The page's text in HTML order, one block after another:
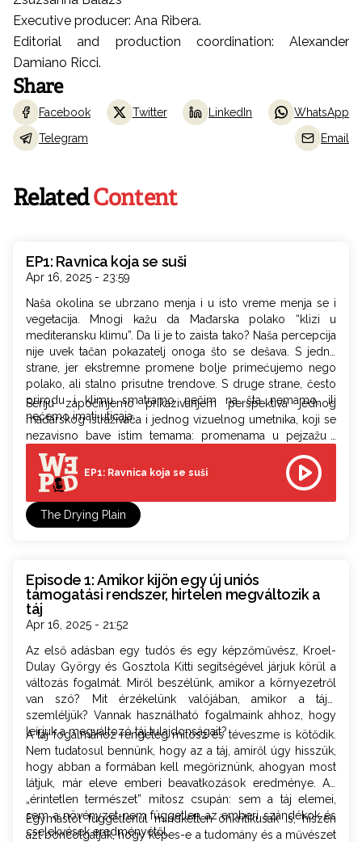
Executive producer: Ana Ribera.
Editorial and production coordination: Alexander
Damiano Ricci.
Share
Facebook Twitter LinkedIn
WhatsApp
Telegram
Email
RelatedContent
EP1: Ravnica koja se suši
Apr 16, 2025 - 23:59
Naša okolina se ubrzano menja i u isto vreme menja se i
vegetacija. Mnogi kažu da Mađarska polako “klizi u
mediteransku klimu”. Da li je to zaista tako? Naša percepcija
nije uvek tačan pokazatelj onoga što se dešava. S jedne
strane, jer ekstremne promene bolje primećujemo nego
polako, ali stalno prisutne trendove. S druge strane, često
prirodu i klimu smatramo nečim na šta nemamo, ili
nećemo imati uticaja.
Seriju započinjemo prikazivanjem perspektiva jednog
mađarskog istraživača i jednog vizuelnog umetnika, koji se
nezavisno bave istim temama: promenama u pejzažu i
promenjenoj percepciji. Obojica istražuju istu stvar, samo iz
različitih uglova, ljudski uticaj na okolinu u njegovoj
zapanjujućoj meri, kao i moguće načine suočavanja sa tim.
Njihova zajednička tačka je istraživanje, ali jedan koristi
naučne metode, dok drugi primenjuje umetničku praksu
EP1: Ravnica koja se suši
The Drying Plain
Episode 1: Amikor kijön egy új uniós
támogatási rendszer, hirtelen megváltozik a
táj
Apr 16, 2025 - 21:52
Az első adásban egy tudós és egy képzőművész, Kroel-
Dulay György és Gosztola Kitti segítségével járjuk körül a
változás fogalmát. Miről beszélünk, amikor a környezetről
van szó? Mit érzékelünk valójában, amikor a tájat
szemléljük? Vannak használható fogalmaink ahhoz, hogy
leírjuk a megváltozó táj tulajdonságait?
A táj fogalmához rengeteg mítosz és téveszme is kötődik.
Nem tudatosul bennünk, hogy az a táj, amiről úgy hisszük,
hogy abban a formában kell megőriznünk, ahogyan most
látjuk, már eleve emberi beavatkozások eredménye. Az
„érintetlen természet” mítosz csupán: sem a táj elemei,
sem a növényzet nem független az emberi szándékok és
cselekvések eredményétől.
Egymástól függetlenül mindketten önkritikusak is, hiszen
azt boncolgatják, hogy képes-e a tudomány és a művészet